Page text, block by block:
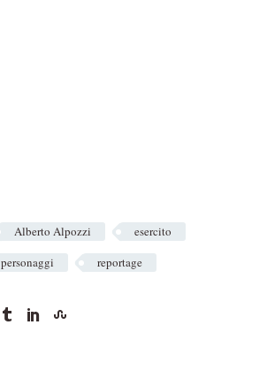
Alberto Alpozzi
esercito
personaggi reportage